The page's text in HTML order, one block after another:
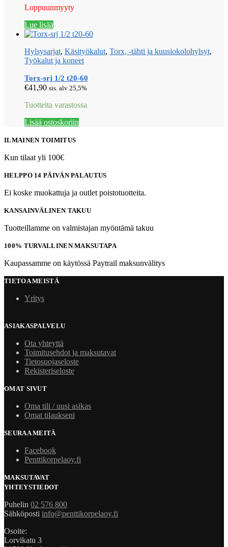
Loppuunmyyty
Lue lisää
Hylsysarjat, Käsityökalut, Torx, -tähti ja kuusiokolohylsyt,
Työkalut ja koneet
Torx-srj 1/2 t20-60
€41,90 sis. alv 25,5%
Tuotteita varastossa
Lisää ostoskoriin
ILMAINEN TOIMITUS
Kun tilaat yli 100€
HELPPO 14 PÄIVÄN PALAUTUS
Ei koske muokattuja ja outlet poistotuotteita.
KANSAINVÄLINEN TAKUU
Tuotteillamme on valmistajan myöntämä takuu
100% TURVALLINEN MAKSUTAPA
Kaupassamme on käytössä Paytrail maksunvälitys
TIETOA MEISTÄ
Yritys
ASIAKASPALVELU
Ota yhteyttä
Toimitusehdot ja maksutavat
Tietosuojaseloste
Rekisteriseloste
OMAT SIVUT
Oma tili / uusi asikas
Omat tilaukseni
SEURAA MEITÄ
Facebook
Penttikorpelaoy.fi
MAKSUTAVAT
YHTEYSTIEDOT
Puhelin 02 576 800
Sähköposti info@penttikorpelaoy.fi
Osoite:
Lorvikatu 3